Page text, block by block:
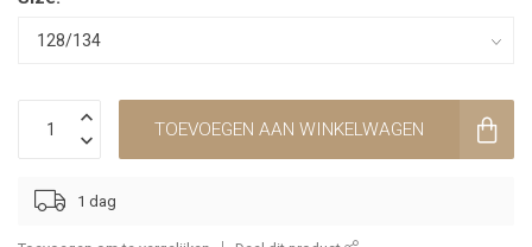
TOEVOEGEN AAN WINKELWAGEN
1 dag